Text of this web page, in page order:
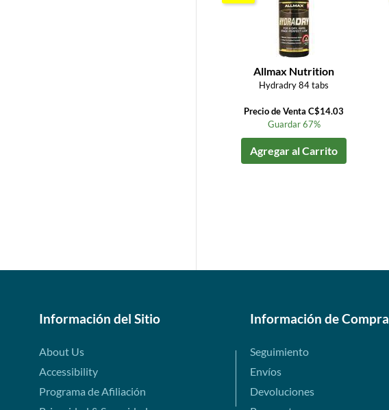
Allmax Nutrition
Hydradry 84 tabs
Precio de Venta C$14.03
Guardar 67%
Agregar al Carrito
Información del Sitio
About Us
Accessibility
Programa de Afiliación
Información de Compra
Seguimiento
Envíos
Devoluciones